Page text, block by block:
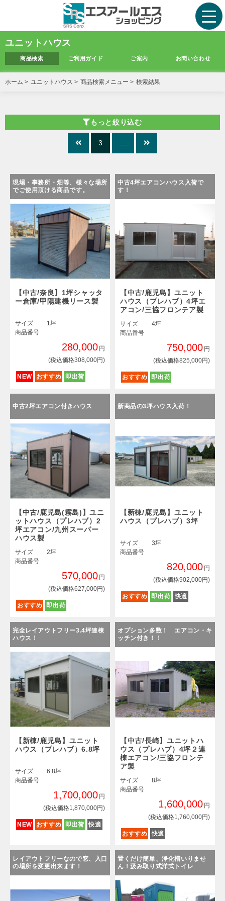
ユニットハウス
商品検索 ご利用ガイド ご案内 お問い合わせ
ホーム > ユニットハウス > 商品検索メニュー > 検索結果
もっと絞り込む
3
現場・事務所・畑等、様々な場所
でご使用頂ける商品です。
【中古/奈良】1坪シャッタ
ー倉庫/甲陽建機リース製
サイズ
1坪
商品番号
280,000 円
(税込価格308,000円)
NEW おすすめ 即出荷
中古4坪エアコンハウス入荷で
す！
【中古/鹿児島】ユニット
ハウス（プレハブ）4坪エ
アコン/三協フロンテア製
サイズ
4坪
商品番号
750,000 円
(税込価格825,000円)
おすすめ 即出荷
中古2坪エアコン付きハウス
【中古/鹿児島(霧島)】ユニ
ットハウス（プレハブ）2
坪エアコン/九州スーパー
ハウス製
サイズ
2坪
商品番号
570,000 円
(税込価格627,000円)
おすすめ 即出荷
新商品の3坪ハウス入荷！
【新棟/鹿児島】ユニット
ハウス（プレハブ）3坪
サイズ
3坪
商品番号
820,000 円
(税込価格902,000円)
おすすめ 即出荷 快適
完全レイアウトフリー3.4坪連棟
ハウス！
【新棟/鹿児島】ユニット
ハウス（プレハブ）6.8坪
サイズ
6.8坪
商品番号
1,700,000 円
(税込価格1,870,000円)
NEW おすすめ 即出荷 快適
オプション多数！ エアコン・キ
ッチン付き！！
【中古/長崎】ユニットハ
ウス（プレハブ）4坪２連
棟エアコン/三協フロンテ
ア製
サイズ
8坪
商品番号
1,600,000 円
(税込価格1,760,000円)
おすすめ 快適
レイアウトフリーなので窓、入口
の場所を変更出来ます！
置くだけ簡単、浄化槽いりませ
ん！汲み取り式洋式トイレ